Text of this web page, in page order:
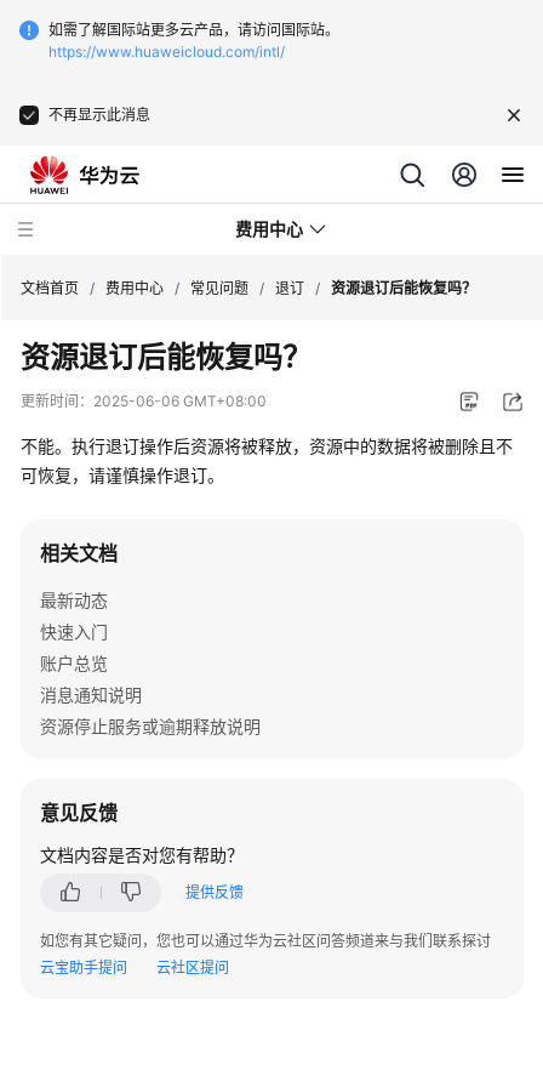
如需了解国际站更多云产品，请访问国际站。
https://www.huaweicloud.com/intl/
不再显示此消息
费用中心
最
新
态
入
用
户
指
南
佳
实
践
API
参
考
文档首页 / 费用中心 / 常见问题 / 退订 / 资源退订后能恢复吗？
资源退订后能恢复吗？
更新时间： 2025-06-06 GMT+08:00
不能。执行退订操作后资源将被释放，资源中的数据将被删除且不
可恢复，请谨慎操作退订。
相关文档
最新动态
快速入门
账户总览
消息通知说明
资源停止服务或逾期释放说明
意见反馈
文档内容是否对您有帮助？
提供反馈
如您有其它疑问，您也可以通过华为云社区问答频道来与我们联系探讨
云宝助手提问
云社区提问